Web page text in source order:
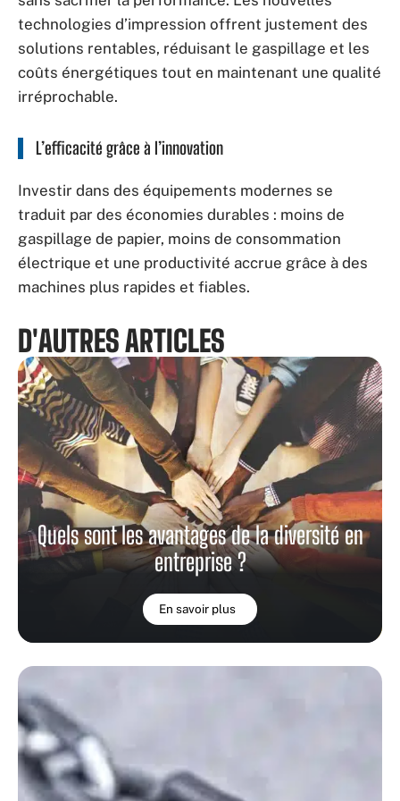
technologies d’impression offrent justement des
solutions rentables, réduisant le gaspillage et les
coûts énergétiques tout en maintenant une qualité
irréprochable.
L’efficacité grâce à l’innovation
Investir dans des équipements modernes se
traduit par des économies durables : moins de
gaspillage de papier, moins de consommation
électrique et une productivité accrue grâce à des
machines plus rapides et fiables.
D'AUTRES ARTICLES
Quels sont les avantages de la diversité en
entreprise ?
En savoir plus